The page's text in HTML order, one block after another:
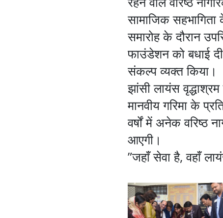
सामाजिक
समारोह के दौरान
फाउंडेशन को बधाई
संकल्प व्यक्त किया।
झांसी लायंस
मानवीय गरिमा के
वर्षों में अनेक वरिष्ठ
आएगी।
”जहाँ सेवा है, वहाँ